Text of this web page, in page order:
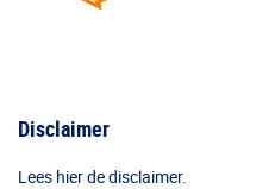
Disclaimer
Lees hier de disclaimer.